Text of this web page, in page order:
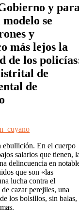
y
se
y
más lejos la
de los
de
de
ebullición. En el cuerpo
salarios que tienen,
delincuencia en
que son «las
lucha contra el
cazar perejiles, una
los bolsillos, sin balas,